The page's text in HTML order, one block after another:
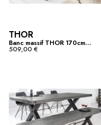
THOR
Banc massif THOR 170cm...
509,00 €